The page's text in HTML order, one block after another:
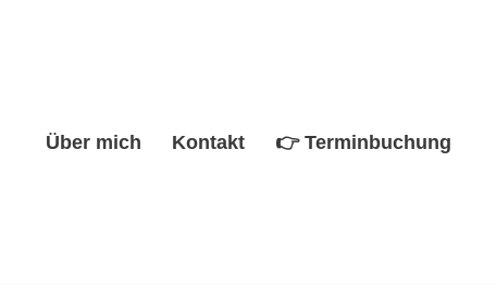
Über mich Kontakt 👉 Terminbuchung